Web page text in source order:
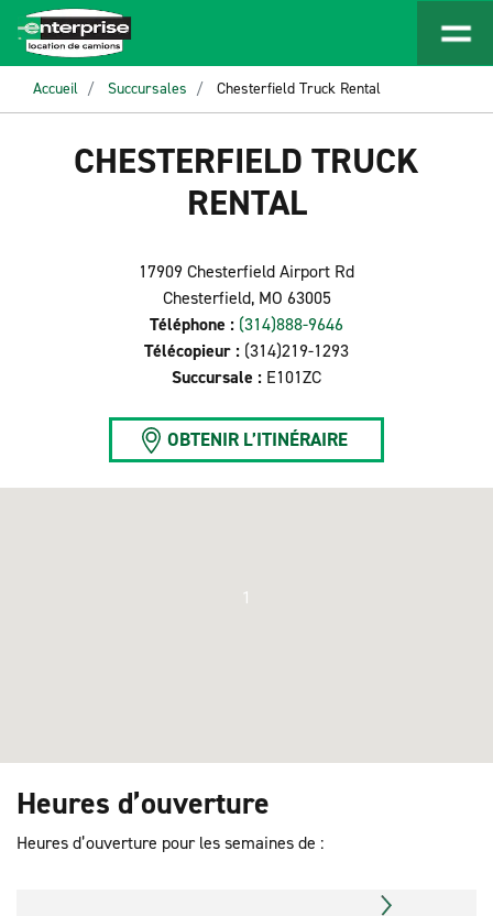
Accueil Succursales Chesterfield Truck Rental
CHESTERFIELD TRUCK
RENTAL
17909 Chesterfield Airport Rd
Chesterfield, MO 63005
Téléphone : (314)888-9646
Télécopieur : (314)219-1293
Succursale : E101ZC
OBTENIR L’ITINÉRAIRE
1
Heures d’ouverture
Heures d’ouverture pour les semaines de :